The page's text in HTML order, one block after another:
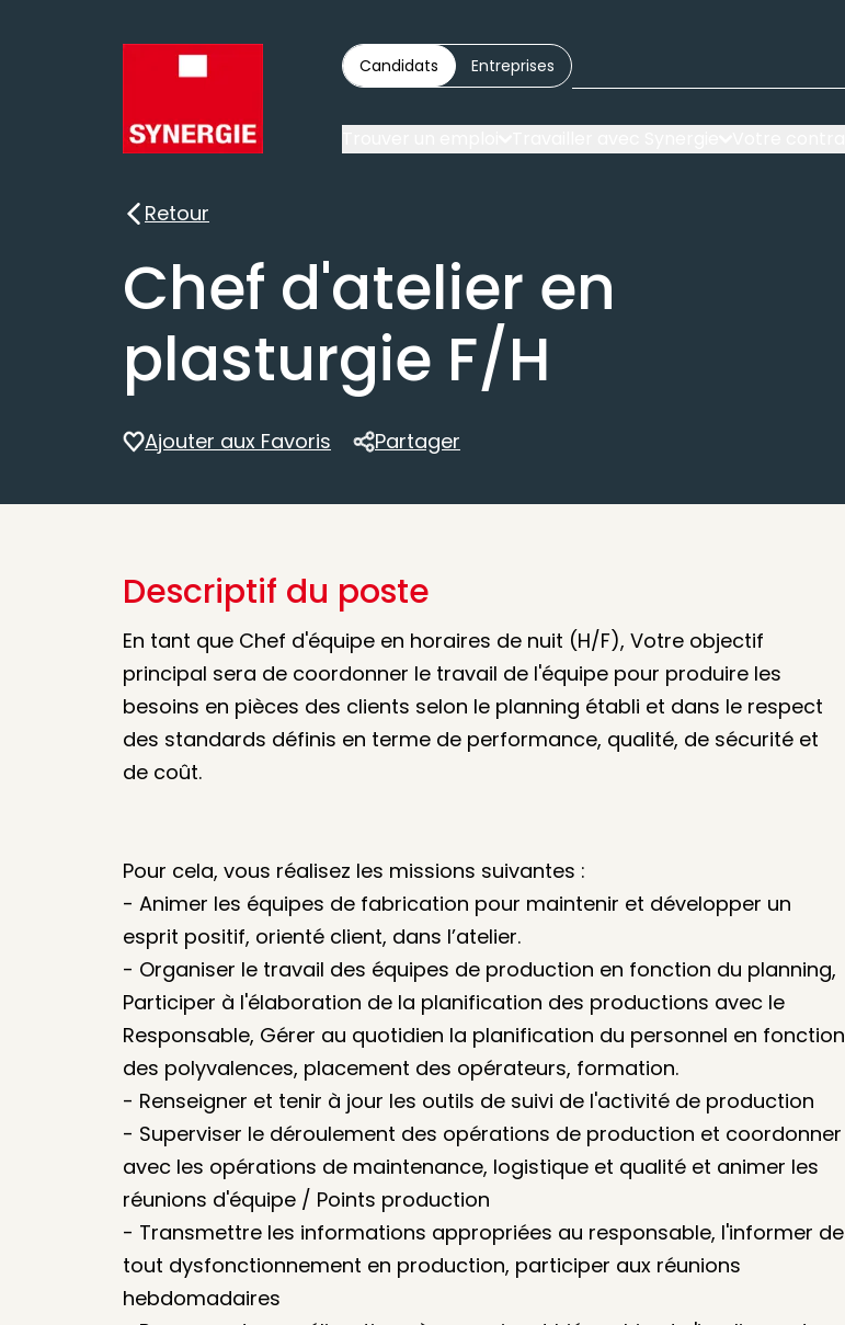
Candidats Entreprises
Retour
Retour
Chef d'atelier en
plasturgie F/H
Ajouter aux Favoris
Partager
Partager
Descriptif du poste
En tant que Chef d'équipe en horaires de nuit (H/F), Votre objectif
principal sera de coordonner le travail de l'équipe pour produire les
besoins en pièces des clients selon le planning établi et dans le respect
des standards définis en terme de performance, qualité, de sécurité et
de coût.
Pour cela, vous réalisez les missions suivantes :
- Animer les équipes de fabrication pour maintenir et développer un
esprit positif, orienté client, dans l’atelier.
- Organiser le travail des équipes de production en fonction du planning,
Participer à l'élaboration de la planification des productions avec le
Responsable, Gérer au quotidien la planification du personnel en fonction
des polyvalences, placement des opérateurs, formation.
- Renseigner et tenir à jour les outils de suivi de l'activité de production
- Superviser le déroulement des opérations de production et coordonner
avec les opérations de maintenance, logistique et qualité et animer les
réunions d'équipe / Points production
- Transmettre les informations appropriées au responsable, l'informer de
tout dysfonctionnement en production, participer aux réunions
hebdomadaires